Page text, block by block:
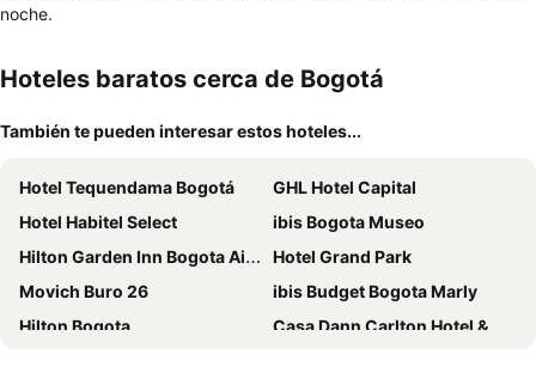
noche.
Hoteles baratos cerca de Bogotá
También te pueden interesar estos hoteles...
Hotel Tequendama Bogotá
GHL Hotel Capital
Hotel Habitel Select
ibis Bogota Museo
Hilton Garden Inn Bogota Airport
Hotel Grand Park
Movich Buro 26
ibis Budget Bogota Marly
Hilton Bogota
Casa Dann Carlton Hotel & Spa